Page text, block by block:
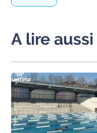
site maritima.fr
Archives
A lire aussi